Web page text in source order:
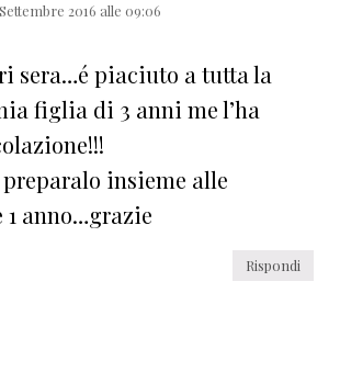
2016 alle 09:06
sera…é piaciuto a tutta la
figlia di 3 anni me l’ha
insieme alle
1 anno…grazie
Rispondi